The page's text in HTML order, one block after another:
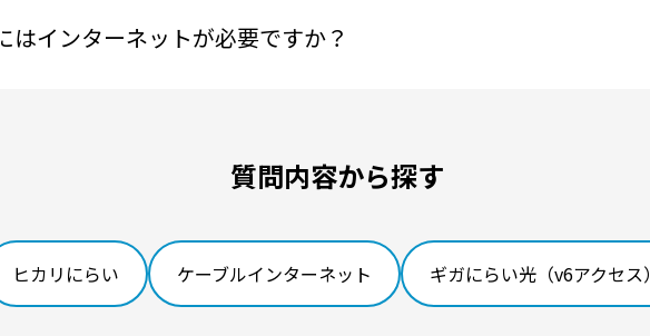
はインターネットが必要ですか？
質問内容から探す
ヒカリにらい ケーブルインターネット ギガにらい光（v6アクセス）